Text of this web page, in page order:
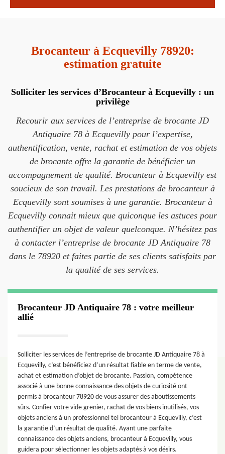
Brocanteur à Ecquevilly 78920:
estimation gratuite
Solliciter les services d’Brocanteur à Ecquevilly : un
privilège
Recourir aux services de l’entreprise de brocante JD
Antiquaire 78 à Ecquevilly pour l’expertise,
authentification, vente, rachat et estimation de vos objets
de brocante offre la garantie de bénéficier un
accompagnement de qualité. Brocanteur à Ecquevilly est
soucieux de son travail. Les prestations de brocanteur à
Ecquevilly sont soumises à une garantie. Brocanteur à
Ecquevilly connait mieux que quiconque les astuces pour
authentifier un objet de valeur quelconque. N’hésitez pas
à contacter l’entreprise de brocante JD Antiquaire 78
dans le 78920 et faites partie de ses clients satisfaits par
la qualité de ses services.
Brocanteur JD Antiquaire 78 : votre meilleur
allié
Solliciter les services de l’entreprise de brocante JD Antiquaire 78 à
Ecquevilly, c’est bénéficiez d’un résultat fiable en terme de vente,
achat et estimation d’objet de brocante. Passion, compétence
associé à une bonne connaissance des objets de curiosité ont
permis à brocanteur 78920 de vous assurer des aboutissements
sûrs. Confier votre vide grenier, rachat de vos biens inutilisés, vos
objets anciens à un professionnel tel brocanteur à Ecquevilly, c’est
la garantie d’un résultat de qualité. Ayant une parfaite
connaissance des objets anciens, brocanteur à Ecquevilly, vous
guidera pour sélectionner les objets adaptés à vos désirs.